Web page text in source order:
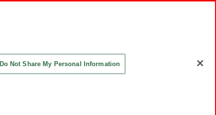
Do Not Share My Personal Information